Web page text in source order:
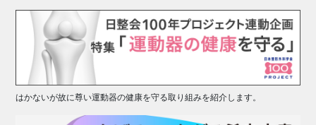
はかないが故に尊い運動器の健康を守る取り組みを紹介します。